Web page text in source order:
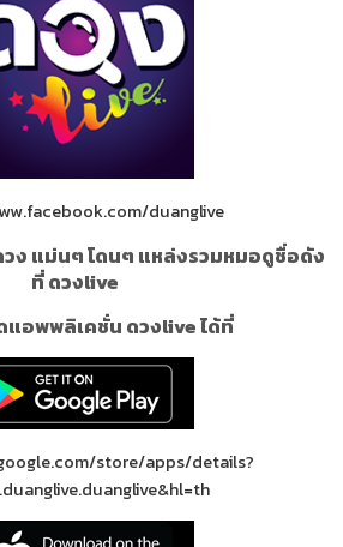
duanglive
ง แม่นๆ โดนๆ แหล่งรวมหมอดูชื่อดัง
ที่ ดวงlive
แอพพลิเคชั่น ดวงlive ได้ที่
store/apps/details?